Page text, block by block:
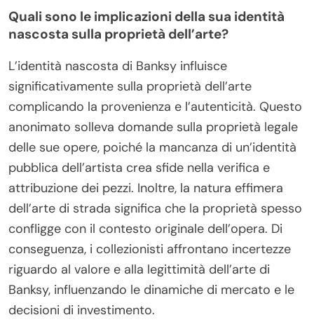
Quali sono le implicazioni della sua identità
nascosta sulla proprietà dell’arte?
L’identità nascosta di Banksy influisce
significativamente sulla proprietà dell’arte
complicando la provenienza e l’autenticità. Questo
anonimato solleva domande sulla proprietà legale
delle sue opere, poiché la mancanza di un’identità
pubblica dell’artista crea sfide nella verifica e
attribuzione dei pezzi. Inoltre, la natura effimera
dell’arte di strada significa che la proprietà spesso
confligge con il contesto originale dell’opera. Di
conseguenza, i collezionisti affrontano incertezze
riguardo al valore e alla legittimità dell’arte di
Banksy, influenzando le dinamiche di mercato e le
decisioni di investimento.